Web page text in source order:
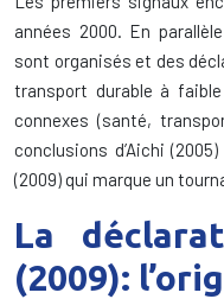
années 2000. En
sont organisés et des
transport durable à
connexes (santé,
conclusions d’Aichi
(2009) qui marque un
La
(2009):